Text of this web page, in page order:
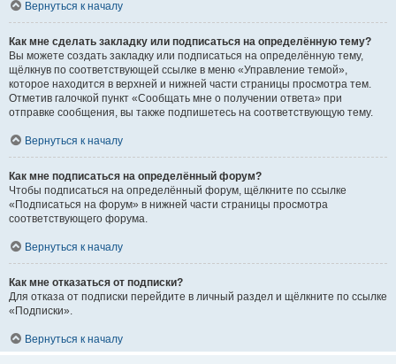
Вернуться к началу
Как мне сделать закладку или подписаться на определённую тему?
Вы можете создать закладку или подписаться на определённую тему,
щёлкнув по соответствующей ссылке в меню «Управление темой»,
которое находится в верхней и нижней части страницы просмотра тем.
Отметив галочкой пункт «Сообщать мне о получении ответа» при
отправке сообщения, вы также подпишетесь на соответствующую тему.
Вернуться к началу
Как мне подписаться на определённый форум?
Чтобы подписаться на определённый форум, щёлкните по ссылке
«Подписаться на форум» в нижней части страницы просмотра
соответствующего форума.
Вернуться к началу
Как мне отказаться от подписки?
Для отказа от подписки перейдите в личный раздел и щёлкните по ссылке
«Подписки».
Вернуться к началу